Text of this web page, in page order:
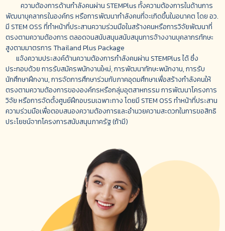
ความต้องการด้านกำลังคนผ่านSTEMPlusทั้งความต้องการในด้านการ
พัฒนาบุคลากรในองค์กร หรือการพัฒนากำลังคนที่จะเกิดขึ้นในอนาคต โดย อว.
มีSTEM OSSที่ทำหน้าที่ประสานความร่วมมือในสร้างคนหรือการวิจัยพัฒนาที่
ตรงตามความต้องการ ตลอดจนสนับสนุนสนับสนุนการจ้างงานบุคลากรทักษะ
สูงตามมาตรการThailand Plus Package
แจ้งความประสงค์ด้านความต้องการกำลังคนผ่านSTEMPlusได้ ซึ่ง
ประกอบด้วย การรับสมัครพนักงานใหม่, การพัฒนาทักษะพนักงาน, การรับ
นักศึกษาฝึกงาน, การจัดการศึกษาร่วมกับภาคอุดมศึกษาเพื่อสร้างกำลังคนให้
ตรงตามความต้องการขององค์กรหรือกลุ่มอุตสาหกรรม การพัฒนาโครงการ
วิจัย หรือการจัดตั้งศูนย์ฝึกอบรมเฉพาะทาง โดยมีSTEM OSSทำหน้าที่ประสาน
ความร่วมมือเพื่อตอบสนองความต้องการและอำนวยความสะดวกในการขอสิทธิ
ประโยชน์จากโครงการสนับสนุนภาครัฐ (ถ้ามี)